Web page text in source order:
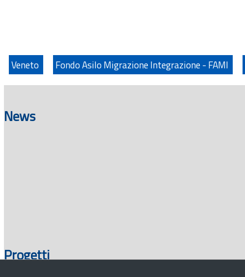
Veneto Fondo Asilo Migrazione Integrazione - FAMI
News
Progetti